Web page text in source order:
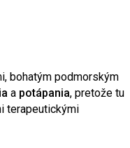
bohatým podmorským
a potápania, pretože tu
terapeutickými